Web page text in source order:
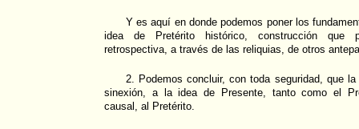
Y es aquí en donde podemos poner los
idea de Pretérito histórico, construcción que
retrospectiva, a través de las reliquias, de otros
2. Podemos concluir, con toda seguridad, que
sinexión, a la idea de Presente, tanto como el
causal, al Pretérito.